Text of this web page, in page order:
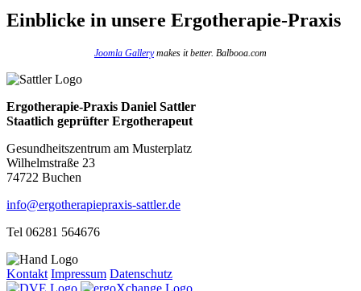
Einblicke in unsere Ergotherapie-Praxis
Joomla Gallerymakes it better. Balbooa.com
Ergotherapie-Praxis Daniel Sattler
Staatlich geprüfter Ergotherapeut
Gesundheitszentrum am Musterplatz
Wilhelmstraße 23
74722 Buchen
info@ergotherapiepraxis-sattler.de
Tel 06281 564676
Kontakt Impressum Datenschutz